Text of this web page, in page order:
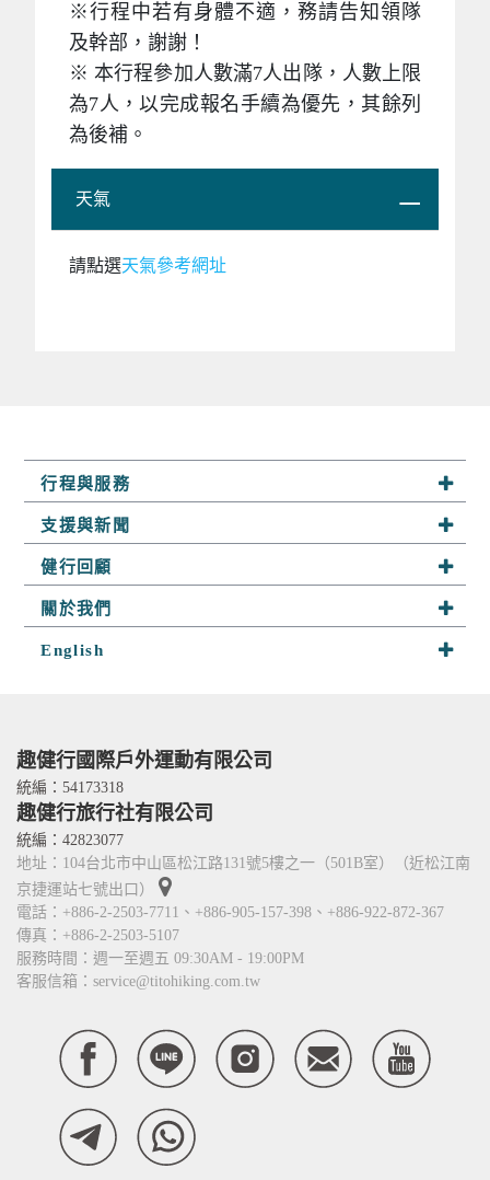
※行程中若有身體不適，務請告知領隊
及幹部，謝謝！
※ 本行程參加人數滿7人出隊，人數上限
為7人，以完成報名手續為優先，其餘列
為後補。
天氣
請點選天氣參考網址
行程與服務
系列行程
半自助行
客製行程
山野小舖
山野學堂
支援與新聞
最新活動
山野快訊
參團須知
健行回顧
趣健行足跡
探險相簿
關於我們
關於趣健行
人才招募
TITO card 優惠卡
合作關係
English
Contact Us
趣健行國際戶外運動有限公司
統編：54173318
趣健行旅行社有限公司
統編：42823077
地址：104台北市中山區松江路131號5樓之一（501B室）（近松江南
京捷運站七號出口）
電話：+886-2-2503-7711、+886-905-157-398、+886-922-872-367
傳真：+886-2-2503-5107
服務時間：週一至週五 09:30AM - 19:00PM
客服信箱：service@titohiking.com.tw